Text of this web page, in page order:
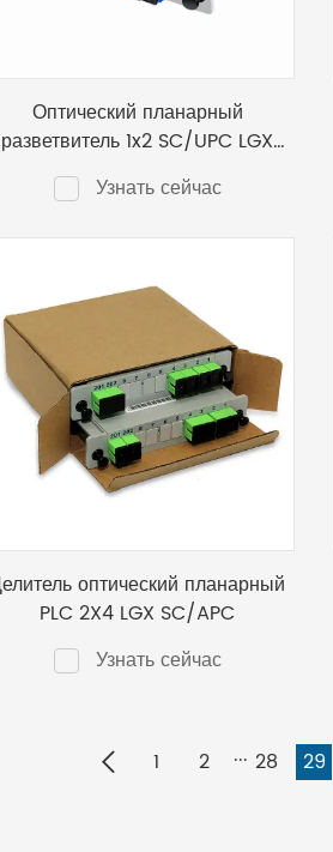
Оптический планарный
разветвитель 1x2 SC/UPC LGX
Узнать сейчас
оптический планарный
PLC 2X4 LGX SC/APC
Узнать сейчас
1 2 ... 28 29